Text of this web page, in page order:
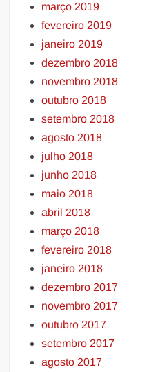
março 2019
fevereiro 2019
janeiro 2019
dezembro 2018
novembro 2018
outubro 2018
setembro 2018
agosto 2018
julho 2018
junho 2018
maio 2018
abril 2018
março 2018
fevereiro 2018
janeiro 2018
dezembro 2017
novembro 2017
outubro 2017
setembro 2017
agosto 2017